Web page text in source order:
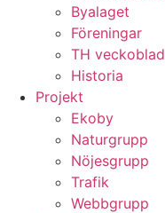
Byalaget
Föreningar
TH veckoblad
Historia
Projekt
Ekoby
Naturgrupp
Nöjesgrupp
Trafik
Webbgrupp